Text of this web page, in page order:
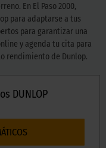
En El Paso 2000,
para adaptarse a tus
para garantizar una
y agenda tu cita para
rendimiento de Dunlop.
DUNLOP